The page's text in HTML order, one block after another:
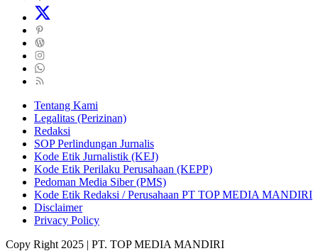
Tentang Kami
Legalitas (Perizinan)
Redaksi
SOP Perlindungan Jurnalis
Kode Etik Jurnalistik (KEJ)
Kode Etik Perilaku Perusahaan (KEPP)
Pedoman Media Siber (PMS)
Kode Etik Redaksi / Perusahaan PT TOP MEDIA MANDIRI
Disclaimer
Privacy Policy
Copy Right 2025 | PT. TOP MEDIA MANDIRI